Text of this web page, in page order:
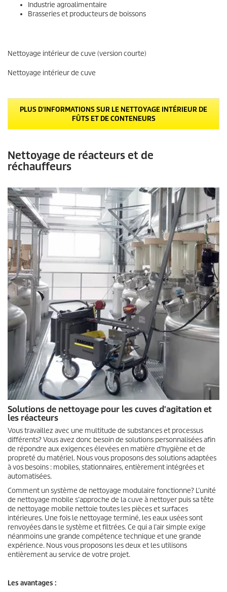
Industrie agroalimentaire
Brasseries et producteurs de boissons
Nettoyage intérieur de cuve (version courte)
Nettoyage intérieur de cuve
PLUS D'INFORMATIONS SUR LE NETTOYAGE INTÉRIEUR DE
FÛTS ET DE CONTENEURS
Nettoyage de réacteurs et de
réchauffeurs
Solutions de nettoyage pour les cuves d'agitation et
les réacteurs
Vous travaillez avec une multitude de substances et processus
différents? Vous avez donc besoin de solutions personnalisées afin
de répondre aux exigences élevées en matière d’hygiène et de
propreté du matériel. Nous vous proposons des solutions adaptées
à vos besoins : mobiles, stationnaires, entièrement intégrées et
automatisées.
Comment un système de nettoyage modulaire fonctionne? L’unité
de nettoyage mobile s’approche de la cuve à nettoyer puis sa tête
de nettoyage mobile nettoie toutes les pièces et surfaces
intérieures. Une fois le nettoyage terminé, les eaux usées sont
renvoyées dans le système et filtrées. Ce qui a l’air simple exige
néanmoins une grande compétence technique et une grande
expérience. Nous vous proposons les deux et les utilisons
entièrement au service de votre projet.
Les avantages :